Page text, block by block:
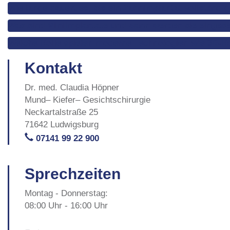
Kontakt
Dr. med. Claudia Höpner
Mund– Kiefer– Gesichtschirurgie
Neckartalstraße 25
71642 Ludwigsburg
07141 99 22 900
Sprechzeiten
Montag - Donnerstag:
08:00 Uhr - 16:00 Uhr